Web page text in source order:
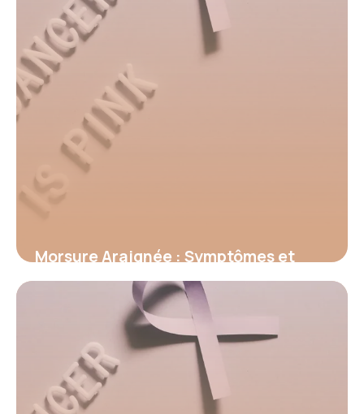
Morsure Araignée : Symptômes et
Premiers Secours